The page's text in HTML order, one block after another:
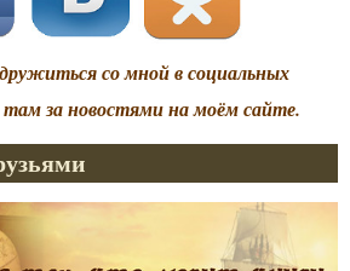
со мной в социальных
там за новостями на моём сайте.